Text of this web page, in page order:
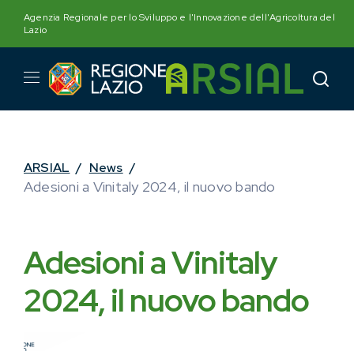
content
Agenzia Regionale per lo Sviluppo e l'Innovazione dell'Agricoltura del
Lazio
ARSIAL / News /
Adesioni a Vinitaly 2024, il nuovo bando
Adesioni a Vinitaly
2024, il nuovo bando